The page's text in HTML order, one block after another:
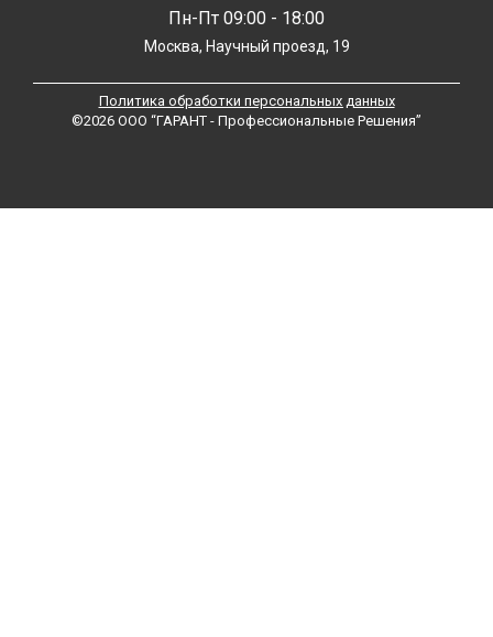
Пн-Пт 09:00 - 18:00
Москва, Научный проезд, 19
Политика обработки персональных данных
©2026 ООО “ГАРАНТ - Профессиональные Решения”